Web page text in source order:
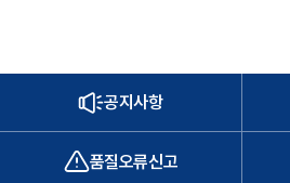
공지사항
품질오류신고